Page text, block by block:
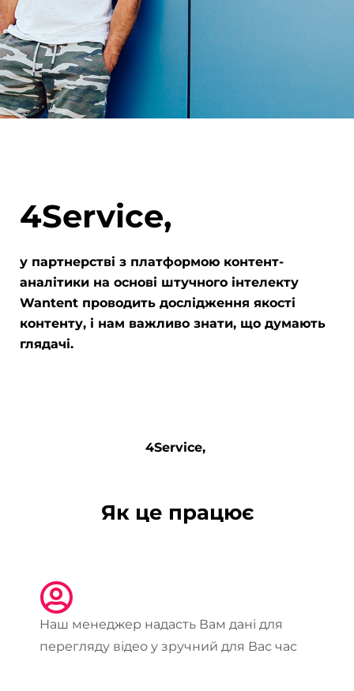
4Service,
у партнерстві з платформою контент-
аналітики на основі штучного інтелекту
Wantent проводить дослідження якості
контенту, і нам важливо знати, що думають
глядачі.
4Service,
Як це працює
Наш менеджер надасть Вам дані для
перегляду відео у зручний для Вас час